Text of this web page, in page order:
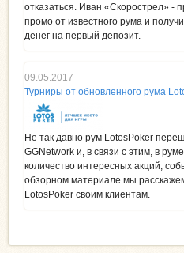
отказаться. Иван «Скорострел» -
промо от известного рума и
денег на первый депозит.
09.05.2017
Турниры от обновленного рума
Не так давно рум LotosPoker
GGNetwork и, в связи с этим, в
количество интересных акций,
обзорном материале мы
LotosPoker своим клиентам.